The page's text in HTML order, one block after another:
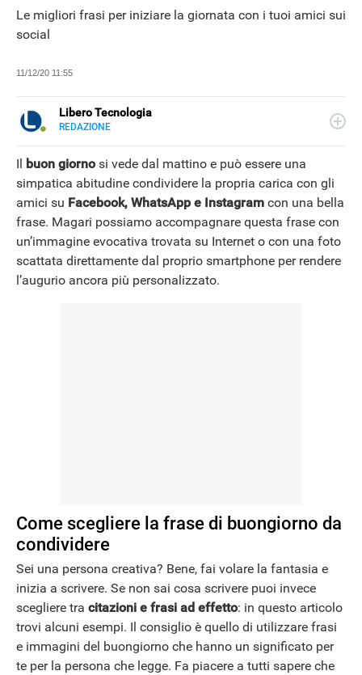
Le migliori frasi per iniziare la giornata con i tuoi amici sui
social
11/12/20 11:55
Libero Tecnologia
REDAZIONE
tendenze dal mondo tech, approfondimenti, guide e
tutorial, per un pubblico di principianti e di esperti, di
utenti privati, di PMI e professionisti. Qui trovate i nostri
articoli sul mondo Android e Apple, app e social, audio e
video, smartphone e wearable, domotica e gadget.
Il buon giornosi vede dal mattino e può essere una
simpatica abitudine condividere la propria carica con gli
amici su Facebook, WhatsApp e Instagram con una bella
frase. Magari possiamo accompagnare questa frase con
un’immagine evocativa trovata su Internet o con una foto
scattata direttamente dal proprio smartphone per rendere
l’augurio ancora più personalizzato.
Come scegliere la frase di buongiorno da
condividere
Sei una persona creativa? Bene, fai volare la fantasia e
inizia a scrivere. Se non sai cosa scrivere puoi invece
scegliere tra citazioni e frasi ad effetto: in questo articolo
trovi alcuni esempi. Il consiglio è quello di utilizzare frasi
e immagini del buongiorno che hanno un significato per
te per la persona che legge. Fa piacere a tutti sapere che